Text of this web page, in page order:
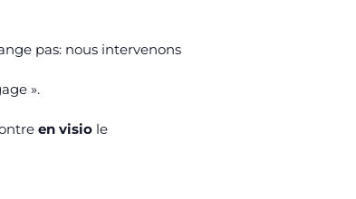
pas: nous intervenons
».
en visio le